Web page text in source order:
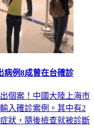
病例8成曾在台確診
個案！中國大陸上海市
入確診案例。其中有2
狀，隨後檢查就被診斷